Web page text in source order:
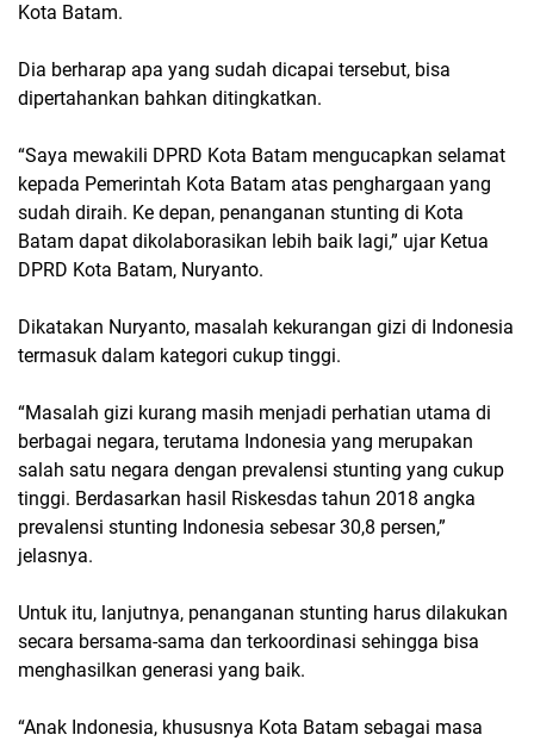
Kota Batam.
Dia berharap apa yang sudah dicapai tersebut, bisa
dipertahankan bahkan ditingkatkan.
“Saya mewakili DPRD Kota Batam mengucapkan selamat
kepada Pemerintah Kota Batam atas penghargaan yang
sudah diraih. Ke depan, penanganan stunting di Kota
Batam dapat dikolaborasikan lebih baik lagi,” ujar Ketua
DPRD Kota Batam, Nuryanto.
Dikatakan Nuryanto, masalah kekurangan gizi di Indonesia
termasuk dalam kategori cukup tinggi.
“Masalah gizi kurang masih menjadi perhatian utama di
berbagai negara, terutama Indonesia yang merupakan
salah satu negara dengan prevalensi stunting yang cukup
tinggi. Berdasarkan hasil Riskesdas tahun 2018 angka
prevalensi stunting Indonesia sebesar 30,8 persen,”
jelasnya.
Untuk itu, lanjutnya, penanganan stunting harus dilakukan
secara bersama-sama dan terkoordinasi sehingga bisa
menghasilkan generasi yang baik.
“Anak Indonesia, khususnya Kota Batam sebagai masa